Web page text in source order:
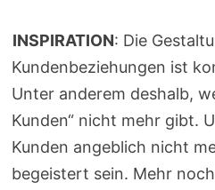
INSPIRATION: Die
Kundenbeziehungen ist
Unter anderem deshalb,
Kunden“ nicht mehr gibt.
Kunden angeblich nicht
begeistert sein. Mehr